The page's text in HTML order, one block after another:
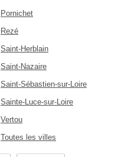
Pornichet
Rezé
Saint-Herblain
Saint-Nazaire
Saint-Sébastien-sur-Loire
Sainte-Luce-sur-Loire
Vertou
Toutes les villes